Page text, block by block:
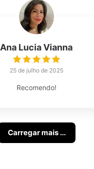
Ana Lucia Vianna
25 de julho de 2025
Recomendo!
Carregar mais ...